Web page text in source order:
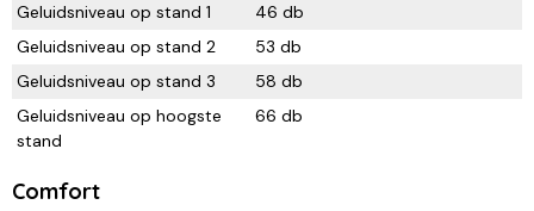
Geluidsniveau op stand 1
46 db
Geluidsniveau op stand 2
53 db
Geluidsniveau op stand 3
58 db
Geluidsniveau op hoogste
stand
66 db
Comfort